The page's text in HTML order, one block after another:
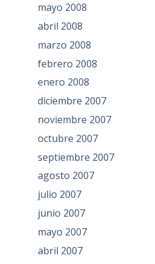
mayo 2008
abril 2008
marzo 2008
febrero 2008
enero 2008
diciembre 2007
noviembre 2007
octubre 2007
septiembre 2007
agosto 2007
julio 2007
junio 2007
mayo 2007
abril 2007